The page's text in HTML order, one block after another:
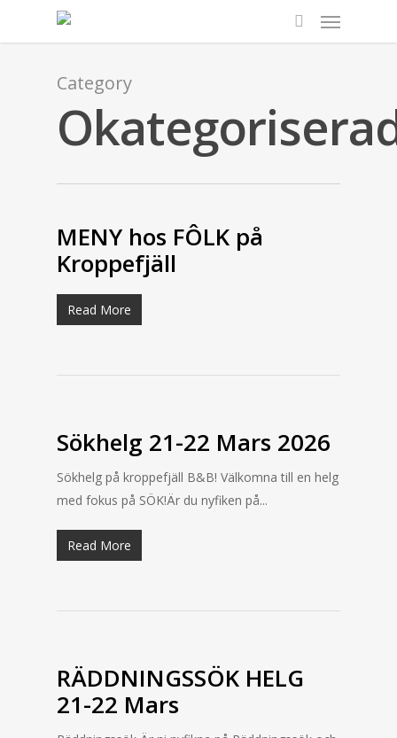
search
Menu
Category
MENY hos FÔLK på
Kroppefjäll
Read More
Sökhelg 21-22 Mars 2026
Sökhelg på kroppefjäll B&B! Välkomna till en helg
med fokus på SÖK!Är du nyfiken på...
Read More
RÄDDNINGSSÖK HELG
21-22 Mars